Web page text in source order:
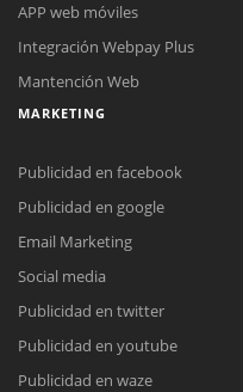
Nuestros ejecutivos le
Meet
Todos nuestros ejecutivos
APP web móviles
Integración Webpay Plus
Mantención Web
MARKETING
Publicidad en facebook
Publicidad en google
Email Marketing
Social media
Publicidad en twitter
Publicidad en youtube
Publicidad en waze